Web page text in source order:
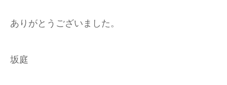
ありがとうございました。
坂庭